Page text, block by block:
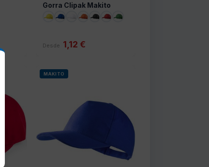
Gorra Clipak Makito
Desde 1,12 €
MAKITO